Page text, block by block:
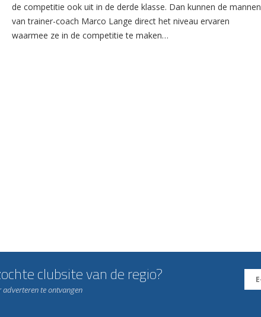
de competitie ook uit in de derde klasse. Dan kunnen de mannen
van trainer-coach Marco Lange direct het niveau ervaren
waarmee ze in de competitie te maken…
clubsite van de regio?
adverteren te ontvangen